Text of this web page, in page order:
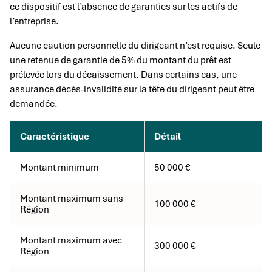
ce dispositif est l’absence de garanties sur les actifs de
l’entreprise.
Aucune caution personnelle du dirigeant n’est requise. Seule
une retenue de garantie de 5% du montant du prêt est
prélevée lors du décaissement. Dans certains cas, une
assurance décès-invalidité sur la tête du dirigeant peut être
demandée.
Caractéristique Détail
Montant minimum 50 000 €
Montant maximum sans
Région
100 000 €
Montant maximum avec
Région
300 000 €